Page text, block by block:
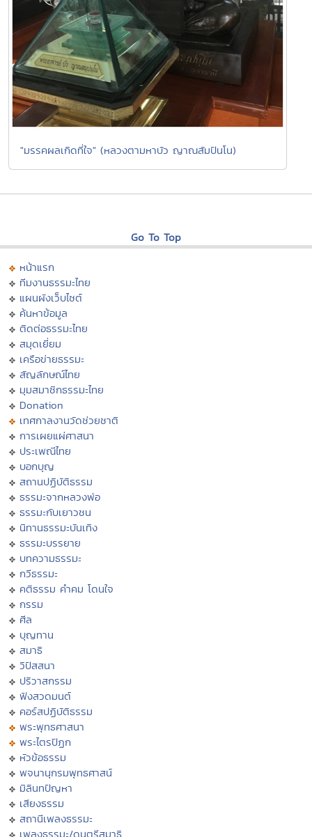
"มรรคผลเกิดที่ใจ" (หลวงตามหาบัว ญาณสัมปันโน)
Go To Top
หน้าแรก
ทีมงานธรรมะไทย
แผนผังเว็บไซต์
ค้นหาข้อมูล
ติดต่อธรรมะไทย
สมุดเยี่ยม
เครือข่ายธรรมะ
สัญลักษณ์ไทย
มุมสมาชิกธรรมะไทย
Donation
เทศกาลงานวัดช่วยชาติ
การเผยแผ่ศาสนา
ประเพณีไทย
บอกบุญ
สถานปฏิบัติธรรม
ธรรมะจากหลวงพ่อ
ธรรมะกับเยาวชน
นิทานธรรมะบันเทิง
ธรรมะบรรยาย
บทความธรรมะ
กวีธรรมะ
คติธรรม คำคม โดนใจ
กรรม
ศีล
บุญทาน
สมาธิ
วิปัสสนา
ปริวาสกรรม
ฟังสวดมนต์
คอร์สปฏิบัติธรรม
พระพุทธศาสนา
พระไตรปิฏก
หัวข้อธรรม
พจนานุกรมพุทธศาสน์
มิลินทปัญหา
เสียงธรรม
สถานีเพลงธรรมะ
เพลงธรรมะ/ดนตรีสมาธิ